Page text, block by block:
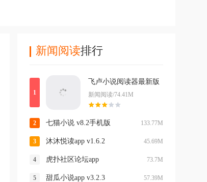
新闻阅读排行
飞卢小说阅读器最新版
新闻阅读/74.41M
七猫小说 v8.2手机版 133.77M
沐沐悦读app v1.6.2 45.69M
虎扑社区论坛app 73.7M
甜瓜小说app v3.2.3 57.39M